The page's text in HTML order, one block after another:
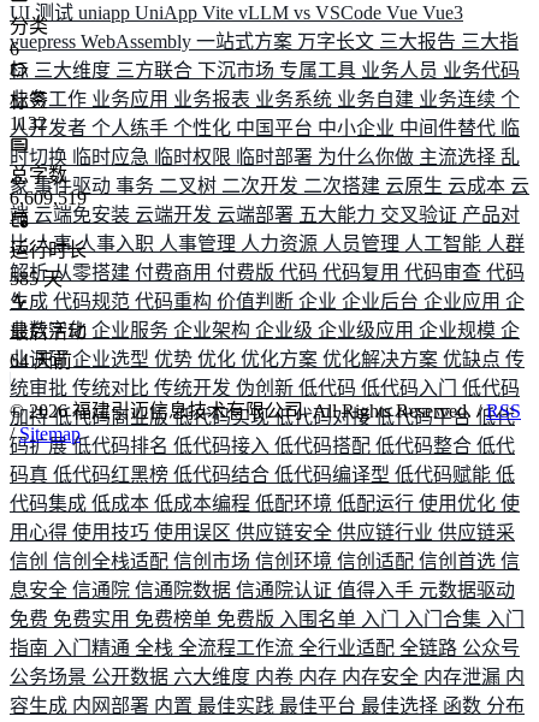
UI 测试 uniapp UniApp Vite vLLM vs VSCode Vue Vue3
vuepress WebAssembly 一站式方案 万字长文 三大报告 三大指
标 三大维度 三方联合 下沉市场 专属工具 业务人员 业务代码
业务工作 业务应用 业务报表 业务系统 业务自建 业务连续 个
人开发者 个人练手 个性化 中国平台 中小企业 中间件替代 临
时切换 临时应急 临时权限 临时部署 为什么你做 主流选择 乱
象 事件驱动 事务 二叉树 二次开发 二次搭建 云原生 云成本 云
端 云端免安装 云端开发 云端部署 五大能力 交叉验证 产品对
比人事人事入职 人事管理 人力资源 人员管理 人工智能 人群
解析从零搭建 付费商用 付费版 代码 代码复用 代码审查 代码
生成 代码规范 代码重构 价值判断 企业 企业后台 企业应用 企
业数字化 企业服务 企业架构 企业级 企业级应用 企业规模 企
业调研企业选型 优势 优化 优化方案 优化解决方案 优缺点 传
统审批 传统对比 传统开发 伪创新 低代码 低代码入门 低代码
加持低代码商业版低代码实现低代码对接低代码平台 低代
码扩展低代码排名 低代码接入 低代码搭配 低代码整合 低代
码真 低代码红黑榜 低代码结合 低代码编译型 低代码赋能 低
代码集成 低成本 低成本编程 低配环境 低配运行 使用优化 使
用心得 使用技巧 使用误区 供应链安全 供应链行业 供应链采
信创 信创全栈适配 信创市场 信创环境 信创适配 信创首选 信
息安全 信通院 信通院数据 信通院认证 值得入手 元数据驱动
免费 免费实用 免费榜单 免费版 入围名单 入门 入门合集 入门
指南 入门精通 全栈 全流程工作流 全行业适配 全链路 公众号
公务场景 公开数据 六大维度 内卷 内存 内存安全 内存泄漏 内
容生成 内网部署 内置 最佳实践 最佳平台 最佳选择 函数 分布
分类
6
标签
1132
总字数
6,609,519
运行时长
585 天
最后活动
64 天前
©2026福建引迈信息技术有限公司. All Rights Reserved. /RSS
/Sitemap